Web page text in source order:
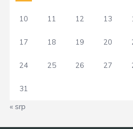
10 11 12 13
17 18 19 20
24 25 26 27
31
« srp